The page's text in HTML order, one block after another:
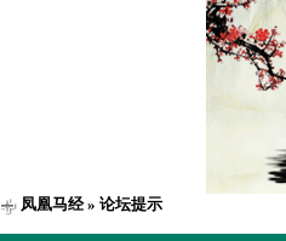
凤凰马经» 论坛提示